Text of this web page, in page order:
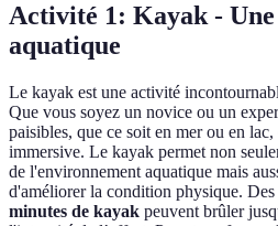
Activité 1: Kayak -
aquatique
Le kayak est une activité
Que vous soyez un novice ou un
paisibles, que ce soit en mer ou en
immersive. Le kayak permet non
de l'environnement aquatique mais
d'améliorer la condition physique. Des
minutes de kayak peuvent brûler